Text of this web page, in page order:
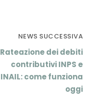
NEWS SUCCESSIVA
Rateazione dei debiti
contributivi INPS e
INAIL: come funziona
oggi